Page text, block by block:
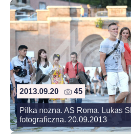
2013.09.20 45
Pilka nozna. AS Roma. Lukas
fotograficzna. 20.09.2013